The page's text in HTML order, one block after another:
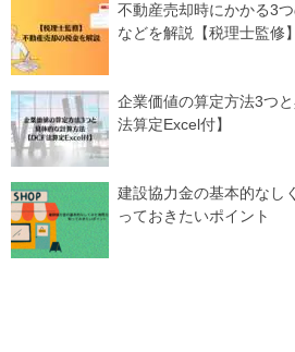
不動産売却時にかかる3
などを解説【税理士監修】
企業価値の算定方法3つ
法算定Excel付】
建設協力金の基本的なし
っておきたいポイント